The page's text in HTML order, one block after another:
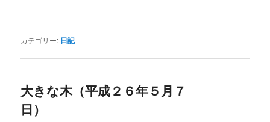
カテゴリー: 日記
大きな木（平成２６年５月７
日）